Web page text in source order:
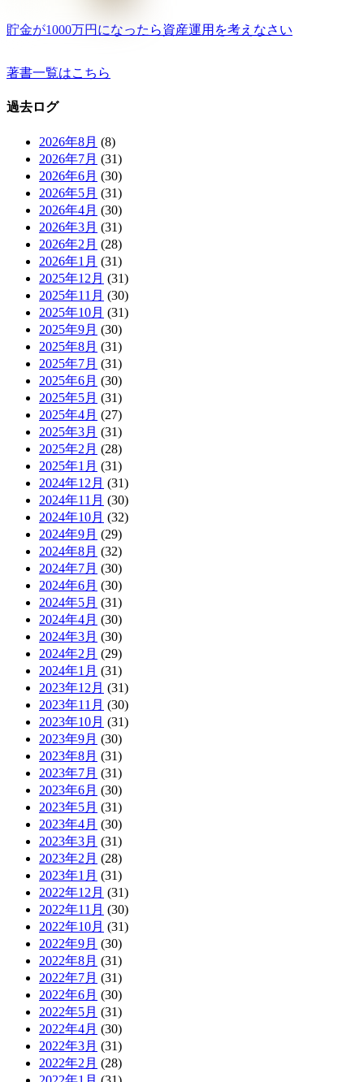
貯金が1000万円になったら資産運用を考えなさい
著書一覧はこちら
過去ログ
2026年8月 (8)
2026年7月 (31)
2026年6月 (30)
2026年5月 (31)
2026年4月 (30)
2026年3月 (31)
2026年2月 (28)
2026年1月 (31)
2025年12月 (31)
2025年11月 (30)
2025年10月 (31)
2025年9月 (30)
2025年8月 (31)
2025年7月 (31)
2025年6月 (30)
2025年5月 (31)
2025年4月 (27)
2025年3月 (31)
2025年2月 (28)
2025年1月 (31)
2024年12月 (31)
2024年11月 (30)
2024年10月 (32)
2024年9月 (29)
2024年8月 (32)
2024年7月 (30)
2024年6月 (30)
2024年5月 (31)
2024年4月 (30)
2024年3月 (30)
2024年2月 (29)
2024年1月 (31)
2023年12月 (31)
2023年11月 (30)
2023年10月 (31)
2023年9月 (30)
2023年8月 (31)
2023年7月 (31)
2023年6月 (30)
2023年5月 (31)
2023年4月 (30)
2023年3月 (31)
2023年2月 (28)
2023年1月 (31)
2022年12月 (31)
2022年11月 (30)
2022年10月 (31)
2022年9月 (30)
2022年8月 (31)
2022年7月 (31)
2022年6月 (30)
2022年5月 (31)
2022年4月 (30)
2022年3月 (31)
2022年2月 (28)